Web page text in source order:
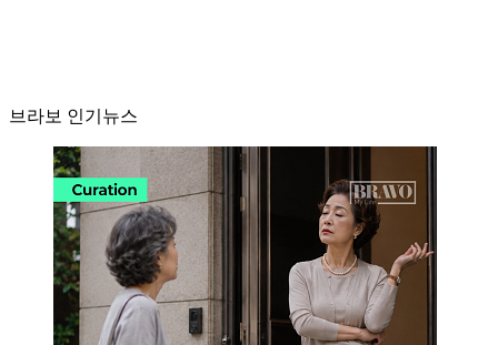
브라보 인기뉴스